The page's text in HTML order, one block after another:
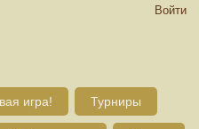
Войти
игра! Турниры